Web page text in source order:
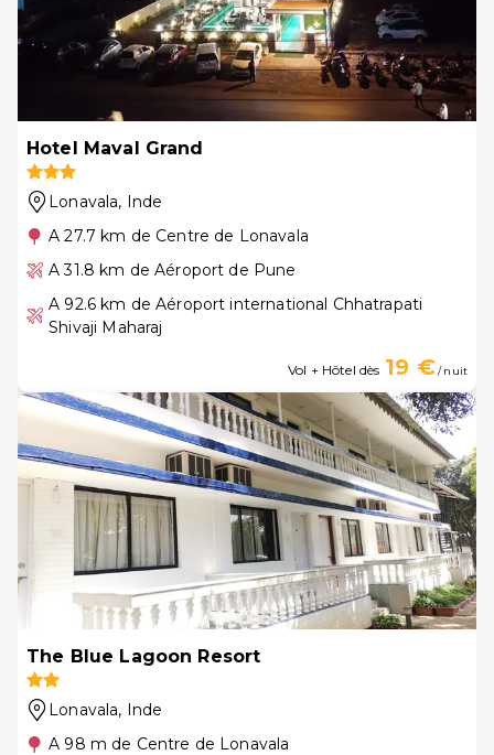
Hotel Maval Grand
Lonavala, Inde
A 27.7 km de Centre de Lonavala
A 31.8 km de Aéroport de Pune
A 92.6 km de Aéroport international Chhatrapati
Shivaji Maharaj
Vol + Hôtel dès 19 €/ nuit
The Blue Lagoon Resort
Lonavala, Inde
A 98 m de Centre de Lonavala